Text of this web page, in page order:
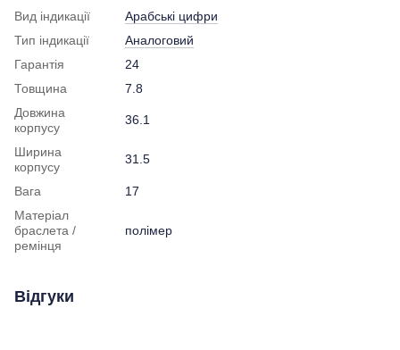
Вид індикації
Арабські цифри
Тип індикації
Аналоговий
Гарантія
24
Товщина
7.8
Довжина
корпусу
36.1
Ширина
корпусу
31.5
Вага
17
Матеріал
браслета /
ремінця
полімер
Відгуки